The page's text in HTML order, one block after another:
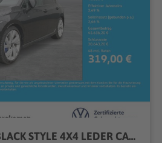
VW Golf VIII 2.0 R BLACK STYLE 4X4 LEDER CAM LM19